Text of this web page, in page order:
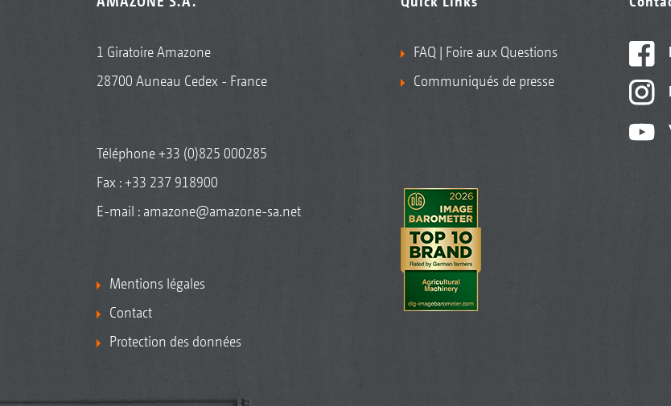
1 Giratoire Amazone
28700 Auneau Cedex - France
Téléphone+33 (0)825 000285
Fax : +33 237 918900
E-mail : amazone@amazone-sa.net
Mentions légales
Contact
Protection des données
FAQ | Foire aux Questions
Communiqués de presse